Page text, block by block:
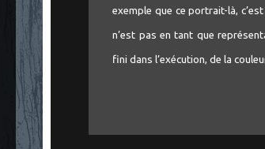
exemple que ce portrait-là,
n’est pas en tant que
fini dans l’exécution, de la